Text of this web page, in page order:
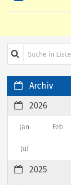
Suche in Liste
Archiv
2026
Jan Feb
Jul
2025